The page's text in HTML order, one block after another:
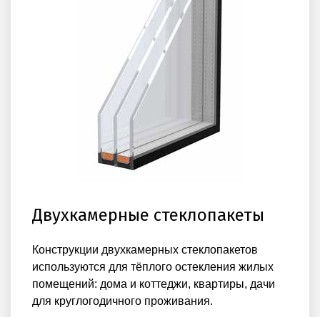
Двухкамерные стеклопакеты
Конструкции двухкамерных стеклопакетов
используются для тёплого остекления жилых
помещений: дома и коттеджи, квартиры, дачи
для круглогодичного проживания.